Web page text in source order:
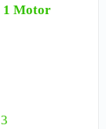
1 Motor